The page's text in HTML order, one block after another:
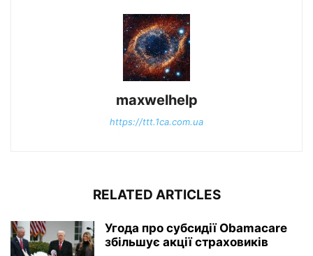
maxwelhelp
https://ttt.1ca.com.ua
RELATED ARTICLES
Угода про субсидії Obamacare
збільшує акції страховиків